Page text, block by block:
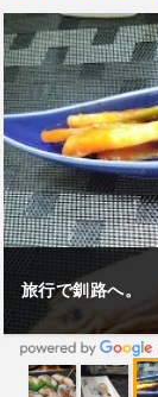
旅行で釧路へ。